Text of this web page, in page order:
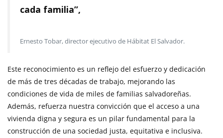
cada familia”,
Ernesto Tobar, director ejecutivo de Hábitat El Salvador.
Este reconocimiento es un reflejo del esfuerzo y dedicación
de más de tres décadas de trabajo, mejorando las
condiciones de vida de miles de familias salvadoreñas.
Además, refuerza nuestra convicción que el acceso a una
vivienda digna y segura es un pilar fundamental para la
construcción de una sociedad justa, equitativa e inclusiva.